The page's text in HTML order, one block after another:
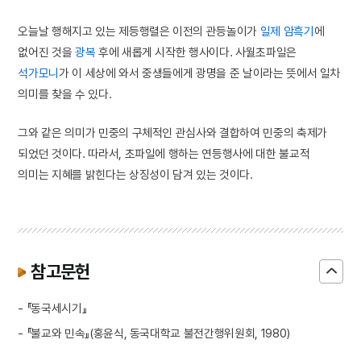
오늘날 행해지고 있는 제등행렬은 이전의 관등놀이가 일제 암흑기에
없어진 것을 광복 후에 새롭게 시작한 행사이다. 사월초파일은
석가모니가 이 세상에 와서 중생들에게 광명을 준 날이라는 뜻에서 일차
의미를 찾을 수 있다.
그와 같은 의미가 민중의 구체적인 관심사와 결합하여 민중의 축제가
되었던 것이다. 따라서, 초파일에 행하는 연등행사에 대한 불교적
의미는 지혜를 밝힌다는 상징성이 담겨 있는 것이다.
참고문헌
- 『동국세시기』
- 『불교와 민속』(홍윤식, 동국대학교 불전간행위원회, 1980)